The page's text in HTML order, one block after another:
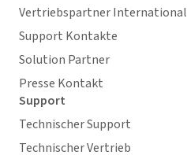
Vertriebspartner International
Support Kontakte
Solution Partner
Presse Kontakt
Support
Technischer Support
Technischer Vertrieb